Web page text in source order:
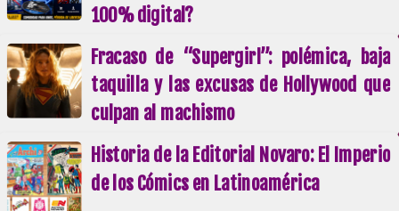
100% digital?
Fracaso de “Supergirl”: polémica, baja
taquilla y las excusas de Hollywood que
culpan al machismo
Historia de la Editorial Novaro: El Imperio
de los Cómics en Latinoamérica